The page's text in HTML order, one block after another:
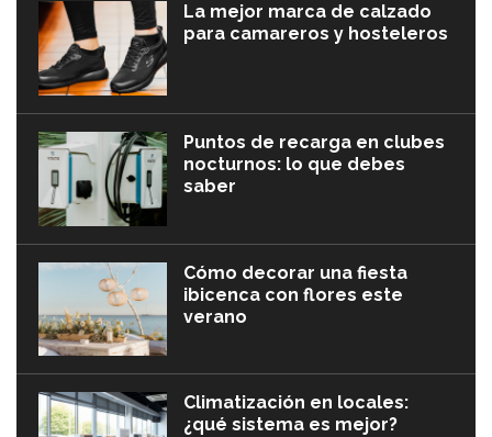
La mejor marca de calzado
para camareros y hosteleros
Puntos de recarga en clubes
nocturnos: lo que debes
saber
Cómo decorar una fiesta
ibicenca con flores este
verano
Climatización en locales:
¿qué sistema es mejor?